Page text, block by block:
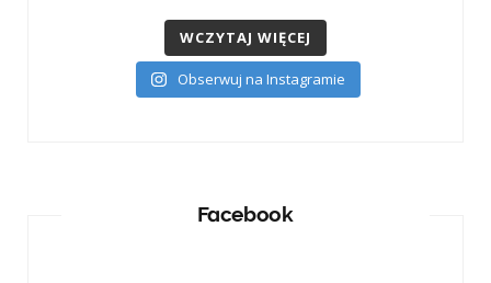
WCZYTAJ WIĘCEJ
Obserwuj na Instagramie
Facebook